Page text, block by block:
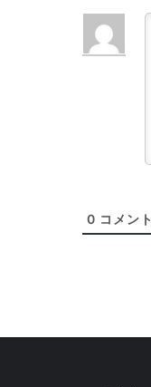
0 コメント